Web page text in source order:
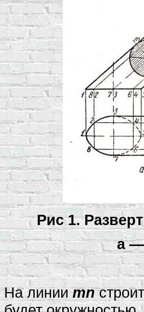
Рис 1.
а —
На линииmn